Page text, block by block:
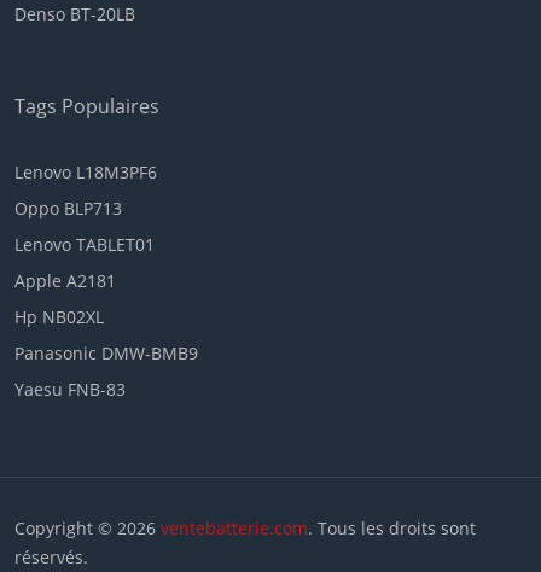
Denso BT-20LB
Tags Populaires
Lenovo L18M3PF6
Oppo BLP713
Lenovo TABLET01
Apple A2181
Hp NB02XL
Panasonic DMW-BMB9
Yaesu FNB-83
Copyright © 2026 ventebatterie.com. Tous les droits sont
réservés.